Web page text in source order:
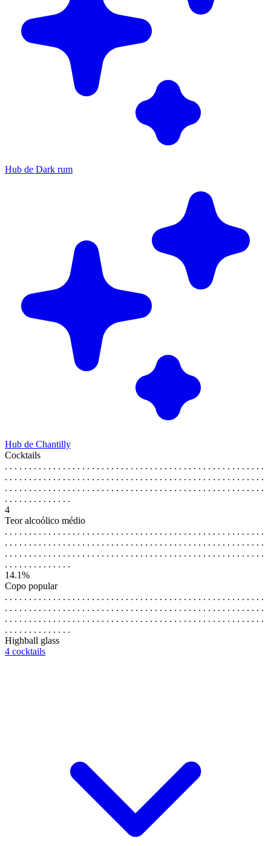
Hub de Dark rum
Hub de Chantilly
Cocktails
. . . . . . . . . . . . . . . . . . . . . . . . . . . . . . . . . . . . . . . . . . . . . . . . . . . . . .
. . . . . . . . . . . . . . . . . . . . . . . . . . . . . . . . . . . . . . . . . . . . . . . . . . . . . .
. . . . . . . . . . . . . . . . . . . . . . . . . . . . . . . . . . . . . . . . . . . . . . . . . . . . . .
. . . . . . . . . . . . . .
4
Teor alcoólico médio
. . . . . . . . . . . . . . . . . . . . . . . . . . . . . . . . . . . . . . . . . . . . . . . . . . . . . .
. . . . . . . . . . . . . . . . . . . . . . . . . . . . . . . . . . . . . . . . . . . . . . . . . . . . . .
. . . . . . . . . . . . . . . . . . . . . . . . . . . . . . . . . . . . . . . . . . . . . . . . . . . . . .
. . . . . . . . . . . . . .
14.1%
Copo popular
. . . . . . . . . . . . . . . . . . . . . . . . . . . . . . . . . . . . . . . . . . . . . . . . . . . . . .
. . . . . . . . . . . . . . . . . . . . . . . . . . . . . . . . . . . . . . . . . . . . . . . . . . . . . .
. . . . . . . . . . . . . . . . . . . . . . . . . . . . . . . . . . . . . . . . . . . . . . . . . . . . . .
. . . . . . . . . . . . . .
Highball glass
4 cocktails